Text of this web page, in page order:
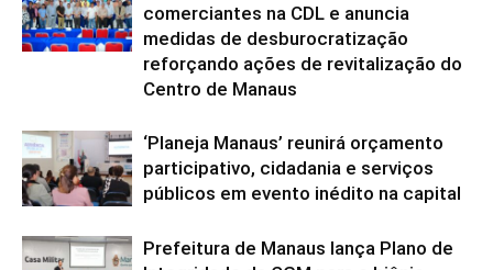
comerciantes na CDL e anuncia
medidas de desburocratização
reforçando ações de revitalização do
Centro de Manaus
‘Planeja Manaus’ reunirá orçamento
participativo, cidadania e serviços
públicos em evento inédito na capital
Prefeitura de Manaus lança Plano de